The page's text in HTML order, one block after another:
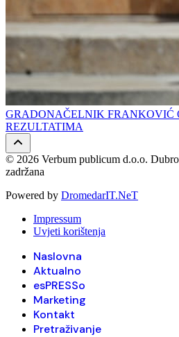
GRADONAČELNIK FRANKOVIĆ
REZULTATIMA
© 2026 Verbum publicum d.o.o.
zadržana
Powered by DromedarIT.NeT
Impressum
Uvjeti korištenja
Naslovna
Aktualno
esPRESSo
Marketing
Kontakt
Pretraživanje